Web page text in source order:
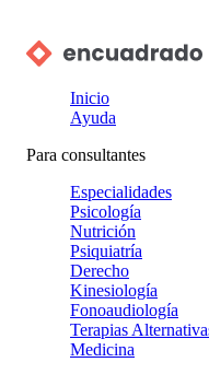
Inicio
Ayuda
Para consultantes
Especialidades
Psicología
Nutrición
Psiquiatría
Derecho
Kinesiología
Fonoaudiología
Terapias
Medicina